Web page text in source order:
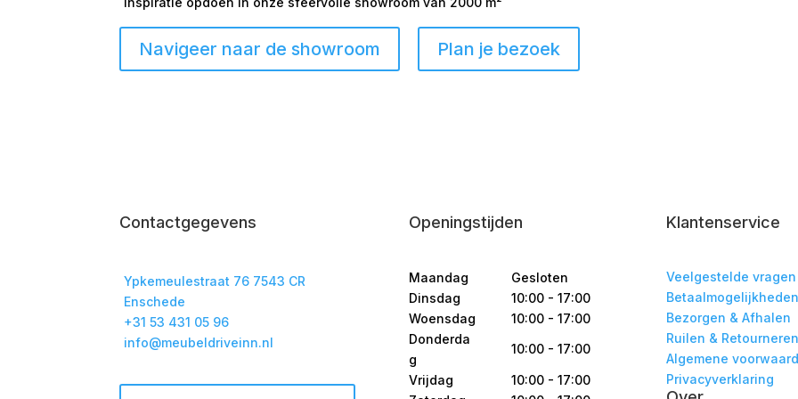
Navigeer naar de showroom Plan je bezoek
Contactgegevens
Ypkemeulestraat 76 7543 CR
Enschede
+31 53 431 05 96
info@meubeldriveinn.nl
Openingstijden
Maandag
Gesloten
Dinsdag
10:00 - 17:00
Woensdag
10:00 - 17:00
Donderda
g
10:00 - 17:00
Vrijdag
10:00 - 17:00
Klantenservice
Veelgestelde vragen
Betaalmogelijkheden
Bezorgen & Afhalen
Ruilen & Retourneren
Algemene
Privacyverklaring